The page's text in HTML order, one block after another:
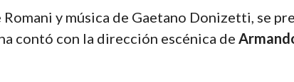
y música de Gaetano Donizetti, se
contó con la dirección escénica de